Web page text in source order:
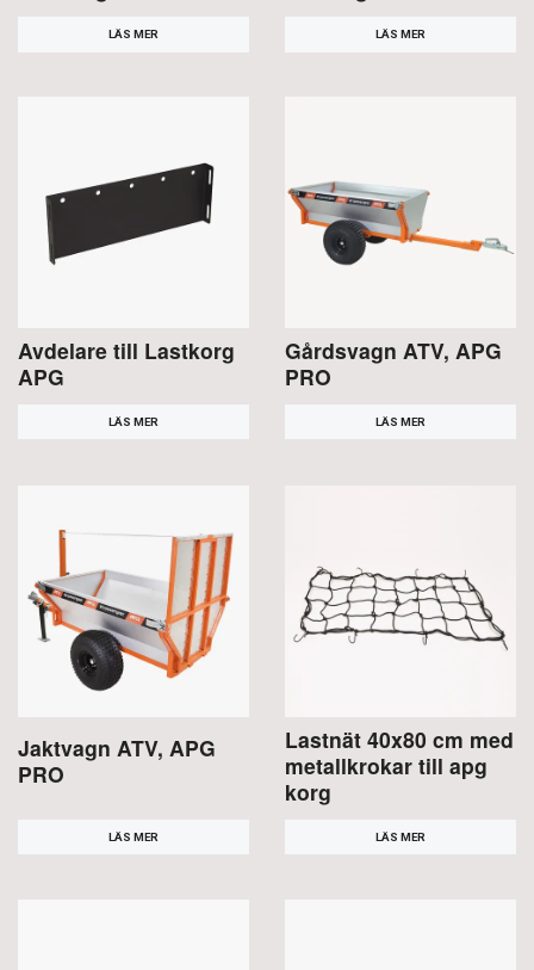
LÄS MER LÄS MER
Avdelare till Lastkorg
APG
LÄS MER
Gårdsvagn ATV, APG
PRO
LÄS MER
Jaktvagn ATV, APG
PRO
LÄS MER
Lastnät 40x80 cm med
metallkrokar till apg
korg
LÄS MER